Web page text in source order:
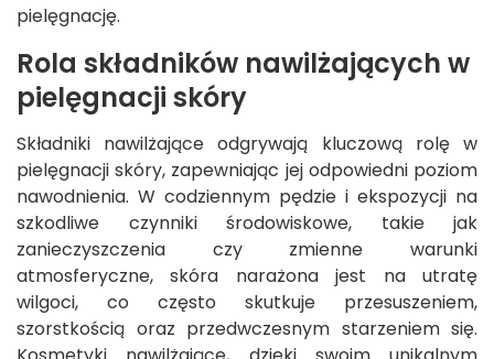
pielęgnację.
Rola składników nawilżających w
pielęgnacji skóry
Składniki nawilżające odgrywają kluczową rolę w
pielęgnacji skóry, zapewniając jej odpowiedni poziom
nawodnienia. W codziennym pędzie i ekspozycji na
szkodliwe czynniki środowiskowe, takie jak
zanieczyszczenia czy zmienne warunki
atmosferyczne, skóra narażona jest na utratę
wilgoci, co często skutkuje przesuszeniem,
szorstkością oraz przedwczesnym starzeniem się.